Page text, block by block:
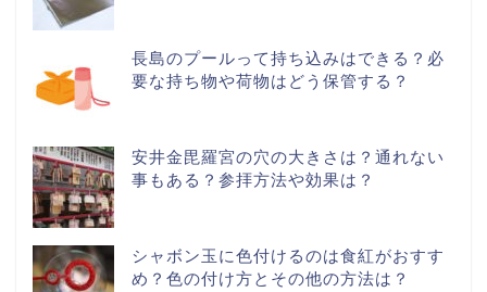
長島のプールって持ち込みはできる？必
要な持ち物や荷物はどう保管する？
安井金毘羅宮の穴の大きさは？通れない
事もある？参拝方法や効果は？
シャボン玉に色付けるのは食紅がおすす
め？色の付け方とその他の方法は？